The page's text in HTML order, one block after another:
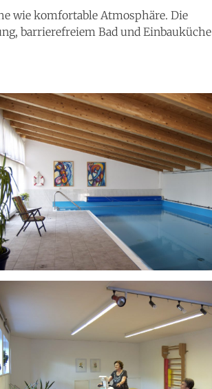
wie komfortable Atmosphäre. Die
barrierefreiem Bad und Einbauküche